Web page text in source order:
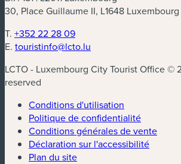
30, Place Guillaume II, L1648 Luxembourg
T. +352 22 28 09
E. touristinfo@lcto.lu
LCTO - Luxembourg City Tourist Office ©
reserved
Conditions d'utilisation
Politique de confidentialité
Conditions générales de vente
Déclaration sur l'accessibilité
Plan du site